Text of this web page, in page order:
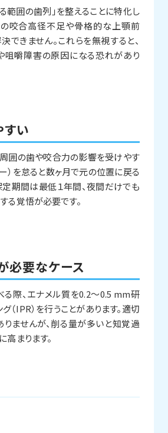
範囲の歯列」を整えることに特化し
の咬合高径不足や骨格的な上顎前
できません。これらを無視すると、
咀嚼障害の原因になる恐れがあり
すい
囲の歯や咬合力の影響を受けやす
ー）を怠ると数ヶ月で元の位置に戻る
定期間は最低１年間、夜間だけでも
る覚悟が必要です。
必要なケース
際、エナメル質を0.2〜0.5 mm研
（IPR）を行うことがあります。適切
ませんが、削る量が多いと知覚過
高まります。